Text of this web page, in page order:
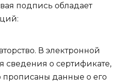
подпись обладает
. В электронной
сведения о сертификате,
прописаны данные о его